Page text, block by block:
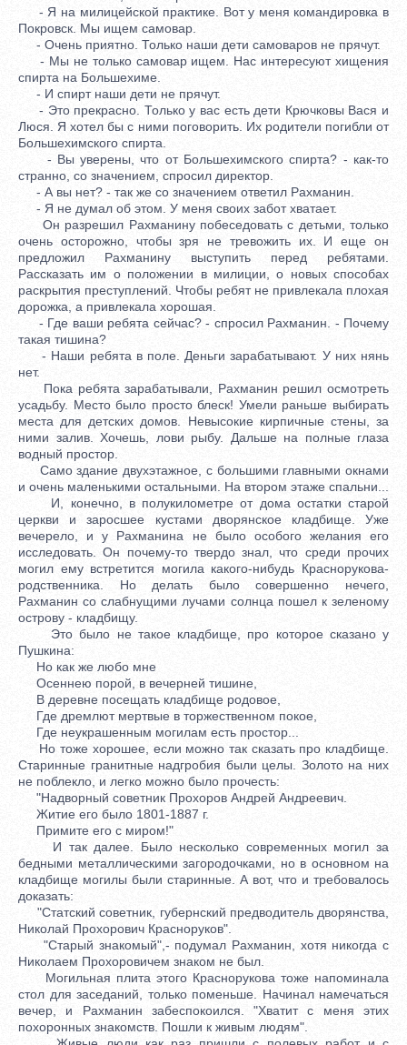
- Я на милицейской практике. Вот у меня командировка в
Покровск. Мы ищем самовар.
- Очень приятно. Только наши дети самоваров не прячут.
- Мы не только самовар ищем. Нас интересуют хищения
спирта на Большехиме.
- И спирт наши дети не прячут.
- Это прекрасно. Только у вас есть дети Крючковы Вася и
Люся. Я хотел бы с ними поговорить. Их родители погибли от
Большехимского спирта.
- Вы уверены, что от Большехимского спирта? - как-то
странно, со значением, спросил директор.
- А вы нет? - так же со значением ответил Рахманин.
- Я не думал об этом. У меня своих забот хватает.
Он разрешил Рахманину побеседовать с детьми, только
очень осторожно, чтобы зря не тревожить их. И еще он
предложил Рахманину выступить перед ребятами.
Рассказать им о положении в милиции, о новых способах
раскрытия преступлений. Чтобы ребят не привлекала плохая
дорожка, а привлекала хорошая.
- Где ваши ребята сейчас? - спросил Рахманин. - Почему
такая тишина?
- Наши ребята в поле. Деньги зарабатывают. У них нянь
нет.
Пока ребята зарабатывали, Рахманин решил осмотреть
усадьбу. Место было просто блеск! Умели раньше выбирать
места для детских домов. Невысокие кирпичные стены, за
ними залив. Хочешь, лови рыбу. Дальше на полные глаза
водный простор.
Само здание двухэтажное, с большими главными окнами
и очень маленькими остальными. На втором этаже спальни...
И, конечно, в полукилометре от дома остатки старой
церкви и заросшее кустами дворянское кладбище. Уже
вечерело, и у Рахманина не было особого желания его
исследовать. Он почему-то твердо знал, что среди прочих
могил ему встретится могила какого-нибудь Краснорукова-
родственника. Но делать было совершенно нечего,
Рахманин со слабнущими лучами солнца пошел к зеленому
острову - кладбищу.
Это было не такое кладбище, про которое сказано у
Пушкина:
Но как же любо мне
Осеннею порой, в вечерней тишине,
В деревне посещать кладбище родовое,
Где дремлют мертвые в торжественном покое,
Где неукрашенным могилам есть простор...
Но тоже хорошее, если можно так сказать про кладбище.
Старинные гранитные надгробия были целы. Золото на них
не поблекло, и легко можно было прочесть:
"Надворный советник Прохоров Андрей Андреевич.
Житие его было 1801-1887 г.
Примите его с миром!"
И так далее. Было несколько современных могил за
бедными металлическими загородочками, но в основном на
кладбище могилы были старинные. А вот, что и требовалось
доказать:
"Статский советник, губернский предводитель дворянства,
Николай Прохорович Красноруков".
"Старый знакомый",- подумал Рахманин, хотя никогда с
Николаем Прохоровичем знаком не был.
Могильная плита этого Краснорукова тоже напоминала
стол для заседаний, только поменьше. Начинал намечаться
вечер, и Рахманин забеспокоился. "Хватит с меня этих
похоронных знакомств. Пошли к живым людям".